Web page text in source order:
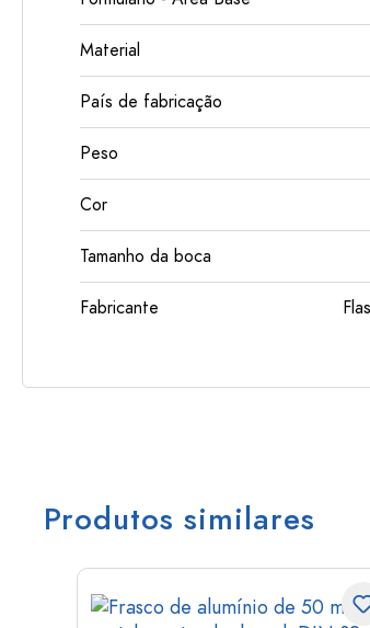
Material
País de fabricação
Peso
Cor
Tamanho da boca
Fabricante
Produtos similares